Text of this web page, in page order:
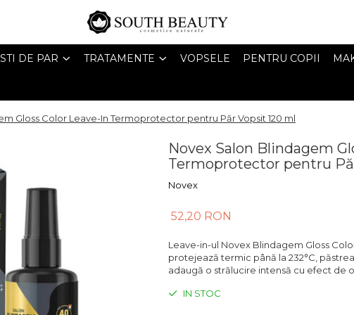
DE PAR TRATAMENTE VOPSELE PENTRU COPII
Gloss Color Leave-In Termoprotector pentru Păr Vopsit 120 ml
Novex Salon Blindagem
Termoprotector pentru
Novex
52,20 RON
Leave-in-ul Novex Blindagem Gloss
protejează termic până la 232°C,
adaugă o strălucire intensă cu efect de
IN STOC